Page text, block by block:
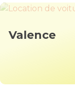
Valence